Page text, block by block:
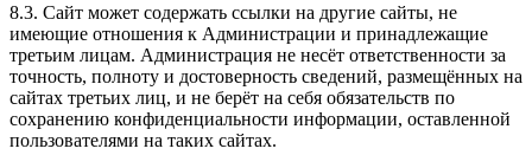
8.3. Сайт может содержать ссылки на другие сайты, не
имеющие отношения к Администрации и принадлежащие
третьим лицам. Администрация не несёт ответственности за
точность, полноту и достоверность сведений, размещённых на
сайтах третьих лиц, и не берёт на себя обязательств по
сохранению конфиденциальности информации, оставленной
пользователями на таких сайтах.